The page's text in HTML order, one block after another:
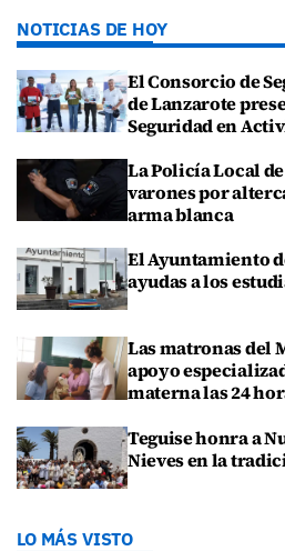
NOTICIAS DE HOY
El Consorcio de
de Lanzarote
Seguridad en
La Policía Local
varones por
arma blanca
El Ayuntamiento
ayudas a los
Las matronas del
apoyo
materna las 24
Teguise honra a
Nieves en la
LO MÁS VISTO